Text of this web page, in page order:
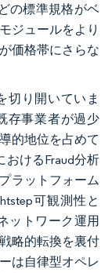
の標準規格がベ
ジュールをより
価格帯にさらな
切り開いていま
存事業者が過少
的地位を占めて
おけるFraud分析
ラットフォーム
可観測性と
ットワーク運用
略的転換を裏付
は自律型オペレ